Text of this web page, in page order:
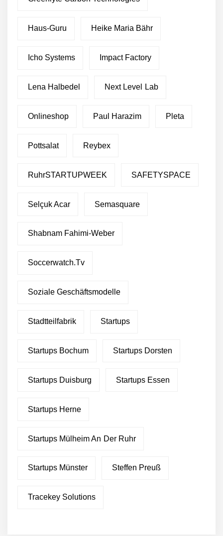
Haus-Guru Heike Maria Bähr
Icho Systems Impact Factory
Lena Halbedel Next Level Lab
Onlineshop Paul Harazim Pleta
Pottsalat Reybex
RuhrSTARTUPWEEK SAFETYSPACE
Selçuk Acar Semasquare
Shabnam Fahimi-Weber
Soccerwatch.tv
Soziale Geschäftsmodelle
Stadtteilfabrik Startups
Startups Bochum Startups Dorsten
Startups Duisburg Startups Essen
Startups Herne
Startups Mülheim An Der Ruhr
Startups Münster Steffen Preuß
Tracekey Solutions